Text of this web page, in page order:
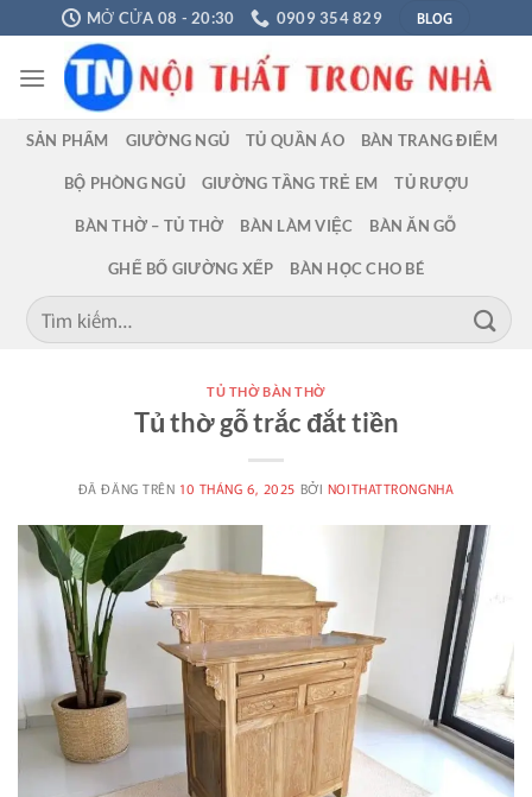
Chuyển
đến
nội
MỞ CỬA 08 - 20:30 0909 354 829 BLOG
SẢN PHẨM GIƯỜNG NGỦ TỦ QUẦN ÁO BÀN TRANG ĐIỂM
BỘ PHÒNG NGỦ GIƯỜNG TẦNG TRẺ EM TỦ RƯỢU
BÀN THỜ – TỦ THỜ BÀN LÀM VIỆC BÀN ĂN GỖ
GHẾ BỐ GIƯỜNG XẾP BÀN HỌC CHO BÉ
Tìm
kiếm:
TỦ THỜ BÀN THỜ
Tủ thờ gỗ trắc đắt tiền
ĐÃ ĐĂNG TRÊN 10 THÁNG 6, 2025 BỞI NOITHATTRONGNHA